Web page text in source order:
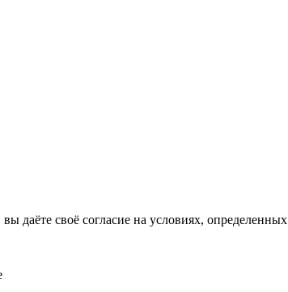
даёте своё согласие на условиях, определенных